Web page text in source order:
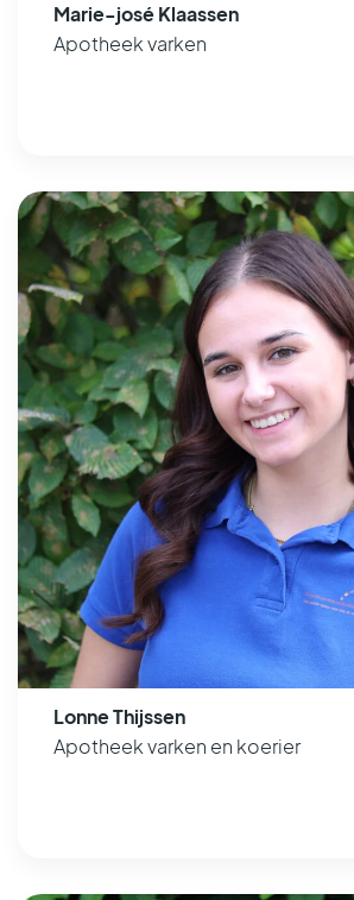
Marie-josé Klaassen
Apotheek varken
Lonne Thijssen
Apotheek varken en koerier